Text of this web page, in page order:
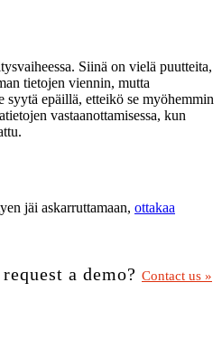
Siinä on vielä puutteita,
tietojen viennin, mutta
syytä epäillä, etteikö se myöhemmin
vastaanottamisessa, kun
jäi askarruttamaan, ottakaa
a demo? Contact us »